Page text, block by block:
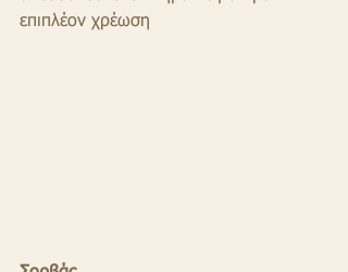
επιπλέον χρέωση